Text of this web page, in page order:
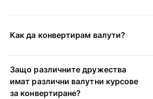
Как да конвертирам валути?
Защо различните дружества
имат различни валутни курсове
за конвертиране?